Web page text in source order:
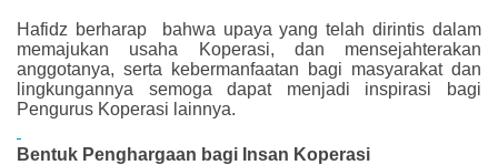
Hafidz berharap bahwa upaya yang telah dirintis dalam
memajukan usaha Koperasi, dan mensejahterakan
anggotanya, serta kebermanfaatan bagi masyarakat dan
lingkungannya semoga dapat menjadi inspirasi bagi
Pengurus Koperasi lainnya.
Bentuk Penghargaan bagi Insan Koperasi